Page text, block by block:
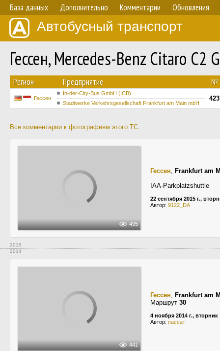
База данных Дополнительно Комментарии Обновления
Автобусный транспорт
Гессен, Mercedes-Benz Citaro
Регион Предприятие №
Гессен
In-der-City-Bus GmbH (ICB)
423
Stadtwerke Verkehrsgesellschaft Frankfurt am Main mbH
Все комментарии к фотографиям этого ТС
495
Гессен, Frankfurt am
IAA-Parkplatzshuttle
22 сентября 2015 г.,
Автор: 9122_DA
2015
2014
441
Гессен, Frankfurt am
Маршрут 30
4 ноября 2014 г., вторник
Автор: пассат